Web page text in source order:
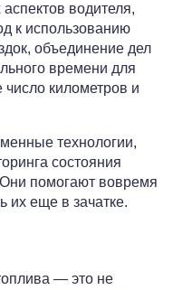
водителя,
к использованию
объединение дел
времени для
число километров и
технологии,
состояния
помогают вовремя
их еще в зачатке.
— это не